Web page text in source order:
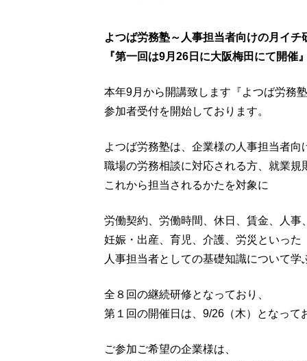
よつば労務塾～人事担当者向けの月イチ
『第一回は9月26日に大阪梅田にて開催
本年9月から開講致します『よつば労務
参加者受付を開始しております。
よつば労務塾は、企業様の人事担当者向
職場の労務相談に対応される方、就業
これから担当されるかたを対象に
労働契約、労働時間、休日、賃金、人事
妊娠・出産、育児、介護、労災といった
人事担当者としての基礎知識について学
全８回の継続研修となっており、
第１回の開催日は、9/26（木）となって
ご参加ご希望の企業様は、